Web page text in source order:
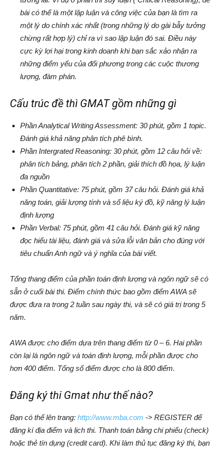
bài có thể là một lập luận và công việc của bạn là tìm ra
một lý do chính xác nhất (trong những lý do gài bẫy tưởng
chừng rất hợp lý) chỉ ra vì sao lập luận đó sai. Điều này
cực kỳ lợi hại trong kinh doanh khi bạn sắc xảo nhận ra
những điểm yếu của đối phương trong các cuộc thương
lượng, đàm phán.
Cấu trúc đề thì GMAT gồm những gì
Phần Analytical Writing Assessment: 30 phút, gồm 1 topic.
Đánh giá khả năng phân tích phê bình.
Phần Intergrated Reasoning: 30 phút, gồm 12 câu hỏi về:
phân tích bảng, phân tích 2 phần, giải thích đồ họa, lý luận
đa nguồn
Phần Quantitative: 75 phút, gồm 37 câu hỏi. Đánh giá khả
năng toán, giải lượng tính và số liệu ký đồ, kỹ năng lý luận
định lượng
Phần Verbal: 75 phút, gồm 41 câu hỏi. Đánh giá kỹ năng
đọc hiểu tài liệu, đánh giá và sửa lỗi văn bản cho đúng với
tiêu chuẩn Anh ngữ và ý nghĩa của bài viết.
Tổng thang điểm của phần toán định lượng và ngôn ngữ sẽ có
sẵn ở cuối bài thi. Điểm chính thức bao gồm điểm AWA sẽ
được đưa ra trong 2 tuần sau ngày thi, và sẽ có giá trị trong 5
năm.
AWA được cho điểm dựa trên thang điểm từ 0 – 6. Hai phần
còn lại là ngôn ngữ và toán định lượng, mỗi phần được cho
hơn 400 điểm. Tổng số điểm được cho là 800 điểm.
Đăng ký thi Gmat như thế nào?
Bạn có thể lên trang: http://www.mba.com -> REGISTER để
đăng kí địa điểm và lịch thi. Thanh toán bằng chi phiếu (check)
hoặc thẻ tín dụng (credit card). Khi làm thủ tục đăng ký thi, bạn